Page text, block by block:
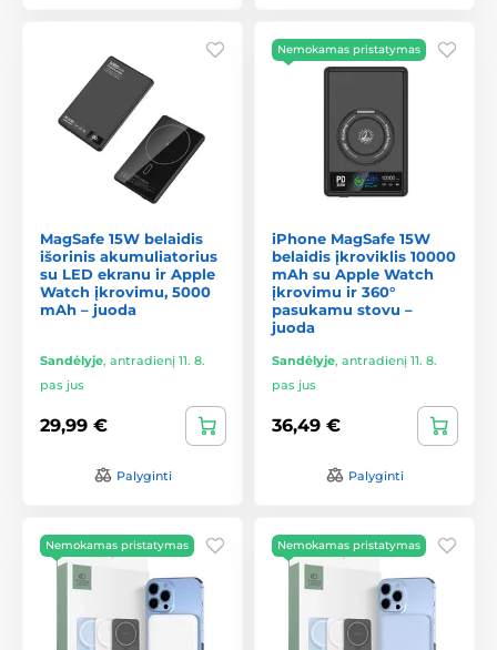
MagSafe 15W belaidis
išorinis akumuliatorius
su LED ekranu ir Apple
Watch įkrovimu, 5000
mAh – juoda
Sandėlyje, antradienį 11. 8.
pas jus
29,99 €
Palyginti
Nemokamas pristatymas
iPhone MagSafe 15W
belaidis įkroviklis 10000
mAh su Apple Watch
įkrovimu ir 360°
pasukamu stovu –
juoda
Sandėlyje, antradienį 11. 8.
pas jus
36,49 €
Palyginti
Nemokamas pristatymas Nemokamas pristatymas